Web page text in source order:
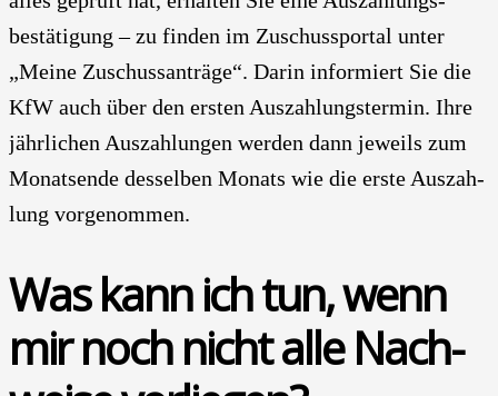
bestätigung – zu fin­den im Zuschuss­portal unter
„Mei­ne Zuschuss­anträge“. Dar­in infor­miert Sie die
KfW auch über den ers­ten Auszahlungs­termin. Ihre
jähr­lichen Aus­zah­lun­gen wer­den dann jeweils zum
Monats­en­de des­sel­ben Monats wie die ers­te Aus­zah­
lung vor­ge­nom­men.
Was kann ich tun, wenn
mir noch nicht alle Nach­